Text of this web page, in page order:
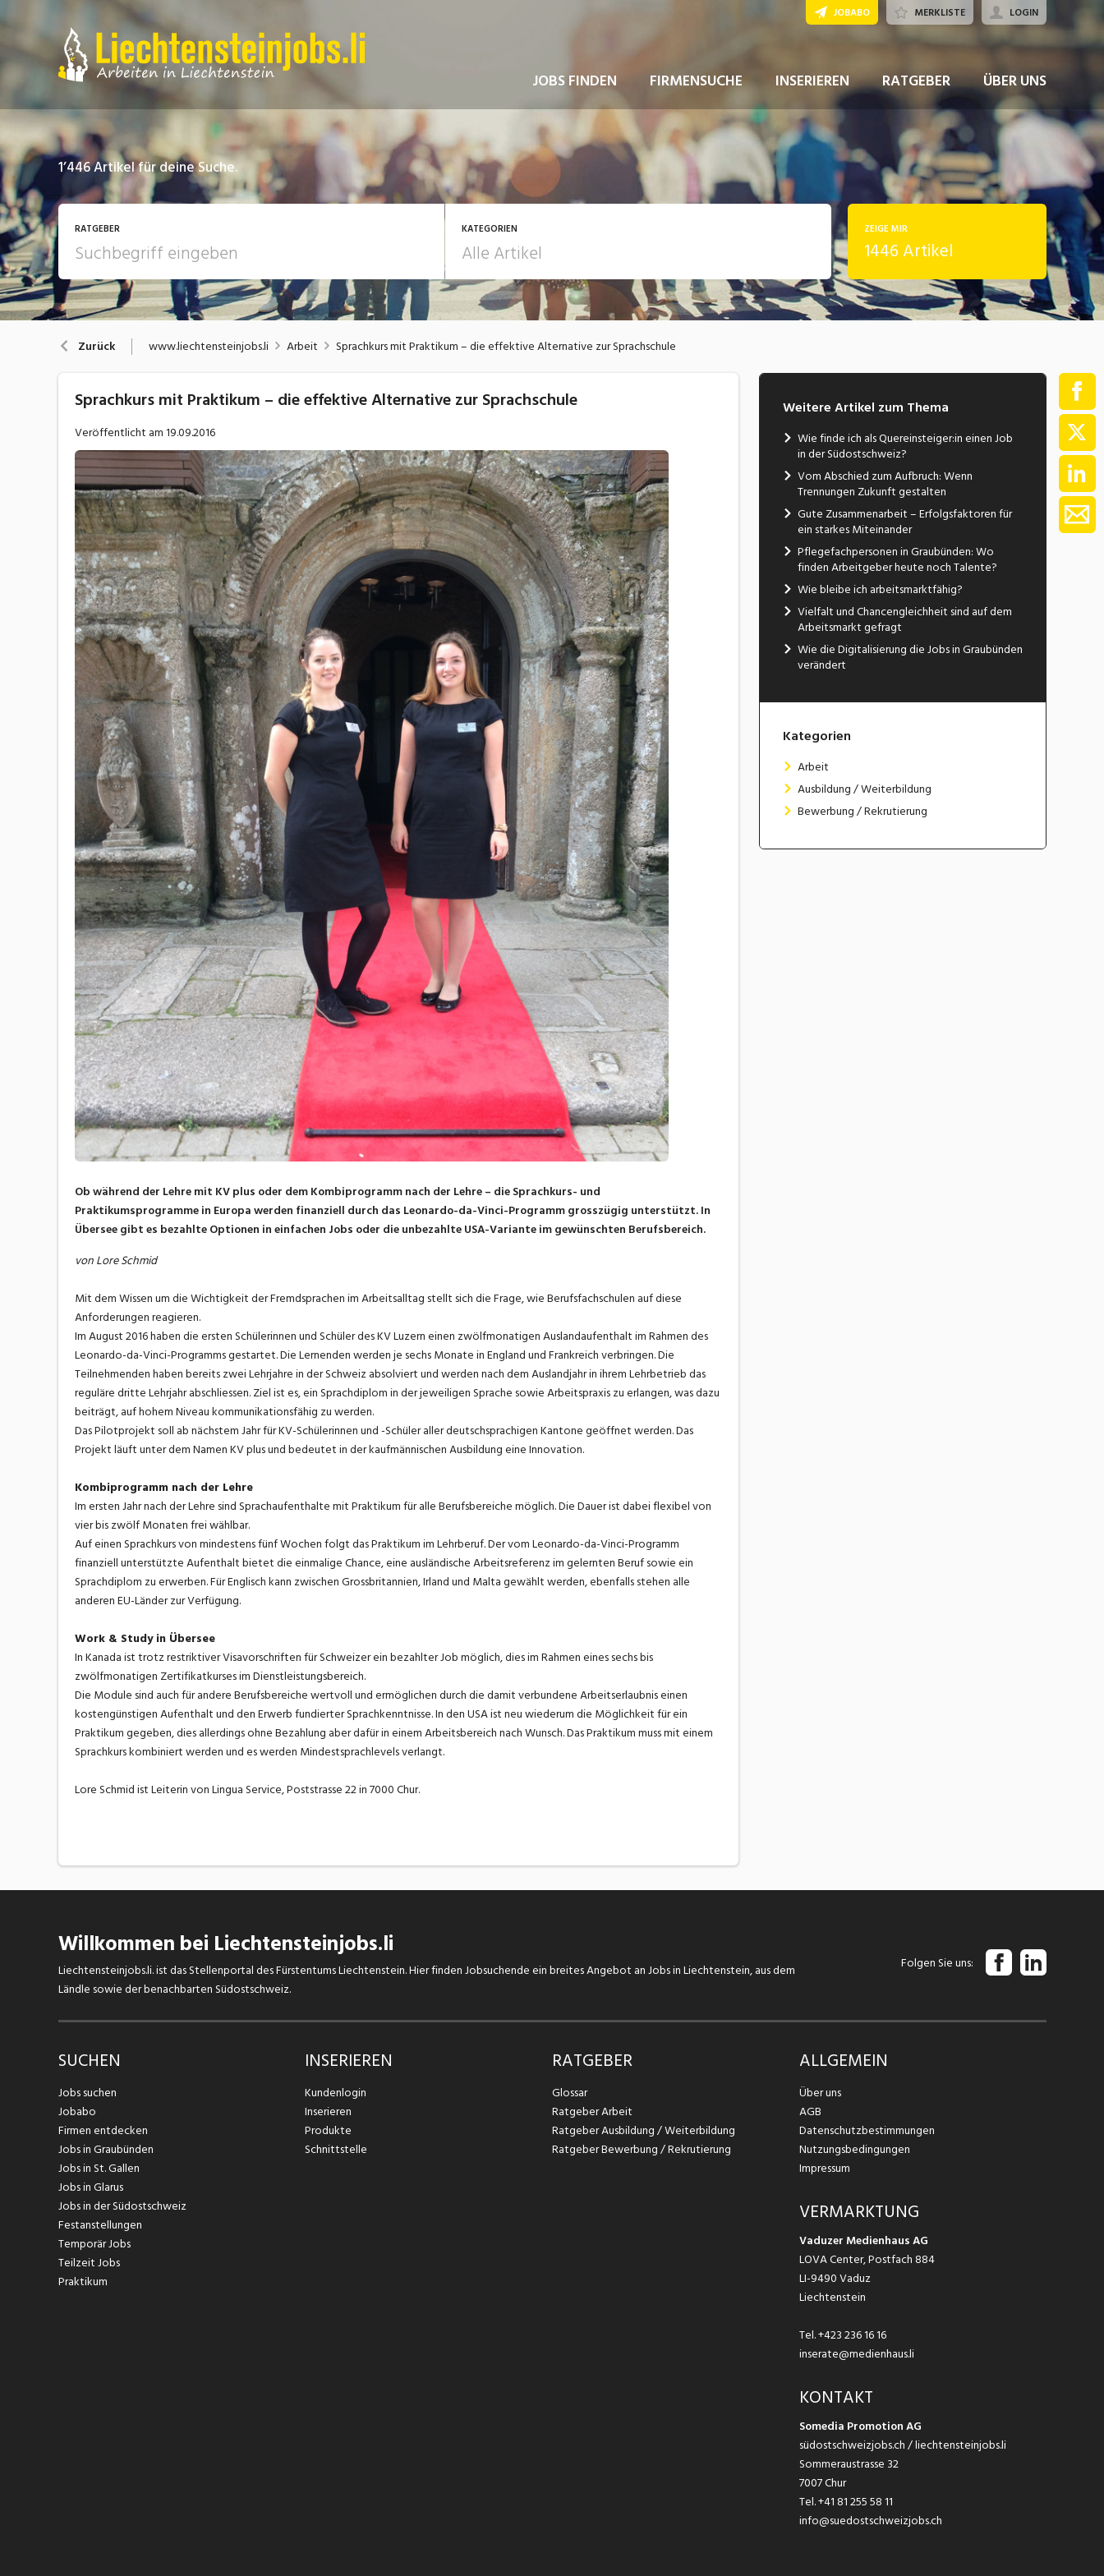
JOBS FINDEN FIRMENSUCHE INSERIEREN RATGEBER ÜBER UNS
JOBABO MERKLISTE LOGIN
1’446Artikel für deine Suche.
RATGEBER KATEGORIEN
Arbeit Ausbildung / Weiterbildung Bewerbung / Rekrutierung
ZEIGE MIR
1446 Artikel
Zurück www.liechtensteinjobs.li Arbeit Sprachkurs mit Praktikum – die effektive Alternative zur Sprachschule
Sprachkurs mit Praktikum – die effektive Alternative zur Sprachschule
Veröffentlicht am19.09.2016
Ob während der Lehre mit KV plus oder dem Kombiprogramm nach der Lehre – die Sprachkurs- und
Praktikumsprogramme in Europa werden finanziell durch das Leonardo-da-Vinci-Programm grosszügig unterstützt. In
Übersee gibt es bezahlte Optionen in einfachen Jobs oder die unbezahlte USA-Variante im gewünschten Berufsbereich.
von Lore Schmid
Mit dem Wissen um die Wichtigkeit der Fremdsprachen im Arbeitsalltag stellt sich die Frage, wie Berufsfachschulen auf diese
Anforderungen reagieren.
Im August 2016 haben die ersten Schülerinnen und Schüler des KV Luzern einen zwölfmonatigen Auslandaufenthalt im Rahmen des
Leonardo-da-Vinci-Programms gestartet. Die Lernenden werden je sechs Monate in England und Frankreich verbringen. Die
Teilnehmenden haben bereits zwei Lehrjahre in der Schweiz absolviert und werden nach dem Auslandjahr in ihrem Lehrbetrieb das
reguläre dritte Lehrjahr abschliessen. Ziel ist es, ein Sprachdiplom in der jeweiligen Sprache sowie Arbeitspraxis zu erlangen, was dazu
beiträgt, auf hohem Niveau kommunikationsfähig zu werden.
Das Pilotprojekt soll ab nächstem Jahr für KV-Schülerinnen und -Schüler aller deutschsprachigen Kantone geöffnet werden. Das
Projekt läuft unter dem Namen KV plus und bedeutet in der kaufmännischen Ausbildung eine Innovation.
Kombiprogramm nach der Lehre
Im ersten Jahr nach der Lehre sind Sprachaufenthalte mit Praktikum für alle Berufsbereiche möglich. Die Dauer ist dabei flexibel von
vier bis zwölf Monaten frei wählbar.
Auf einen Sprachkurs von mindestens fünf Wochen folgt das Praktikum im Lehrberuf. Der vom Leonardo-da-Vinci-Programm
finanziell unterstützte Aufenthalt bietet die einmalige Chance, eine ausländische Arbeitsreferenz im gelernten Beruf sowie ein
Sprachdiplom zu erwerben. Für Englisch kann zwischen Grossbritannien, Irland und Malta gewählt werden, ebenfalls stehen alle
anderen EU-Länder zur Verfügung.
Work & Study in Übersee
In Kanada ist trotz restriktiver Visavorschriften für Schweizer ein bezahlter Job möglich, dies im Rahmen eines sechs bis
zwölfmonatigen Zertifikatkurses im Dienstleistungsbereich.
Die Module sind auch für andere Berufsbereiche wertvoll und ermöglichen durch die damit verbundene Arbeitserlaubnis einen
kostengünstigen Aufenthalt und den Erwerb fundierter Sprachkenntnisse. In den USA ist neu wiederum die Möglichkeit für ein
Praktikum gegeben, dies allerdings ohne Bezahlung aber dafür in einem Arbeitsbereich nach Wunsch. Das Praktikum muss mit einem
Sprachkurs kombiniert werden und es werden Mindestsprachlevels verlangt.
Lore Schmid ist Leiterin von Lingua Service, Poststrasse 22 in 7000 Chur.
Weitere Artikel zum Thema
Wie finde ich als Quereinsteiger:in einen Job
in der Südostschweiz?
Vom Abschied zum Aufbruch: Wenn
Trennungen Zukunft gestalten
Gute Zusammenarbeit – Erfolgsfaktoren für
ein starkes Miteinander
Pflegefachpersonen in Graubünden: Wo
finden Arbeitgeber heute noch Talente?
Wie bleibe ich arbeitsmarktfähig?
Vielfalt und Chancengleichheit sind auf dem
Arbeitsmarkt gefragt
Wie die Digitalisierung die Jobs in Graubünden
verändert
Kategorien
Arbeit
Ausbildung / Weiterbildung
Bewerbung / Rekrutierung
Willkommen bei Liechtensteinjobs.li
Liechtensteinjobs.li. ist das Stellenportal des Fürstentums Liechtenstein. Hier finden Jobsuchende ein breites Angebot an Jobs in Liechtenstein, aus dem
Ländle sowie der benachbarten Südostschweiz.
Folgen Sie uns
SUCHEN
Jobs suchen
Jobabo
Firmen entdecken
Jobs in Graubünden
Jobs in St. Gallen
Jobs in Glarus
Jobs in der Südostschweiz
Festanstellungen
Temporär Jobs
Teilzeit Jobs
Praktikum
INSERIEREN
Kundenlogin
Inserieren
Produkte
Schnittstelle
RATGEBER
Glossar
Ratgeber Arbeit
Ratgeber Ausbildung / Weiterbildung
Ratgeber Bewerbung / Rekrutierung
ALLGEMEIN
Über uns
AGB
Datenschutzbestimmungen
Nutzungsbedingungen
Impressum
VERMARKTUNG
Vaduzer Medienhaus AG
LOVA Center, Postfach 884
LI-9490 Vaduz
Liechtenstein
Tel.+423 236 16 16
inserate@medienhaus.li
KONTAKT
Somedia Promotion AG
südostschweizjobs.ch / liechtensteinjobs.li
Sommeraustrasse 32
7007 Chur
Tel.+41 81 255 58 11
info@suedostschweizjobs.ch